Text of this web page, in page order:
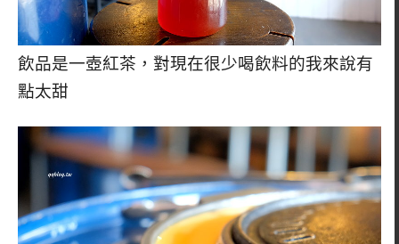
飲品是一壺紅茶，對現在很少喝飲料的我來說有
點太甜